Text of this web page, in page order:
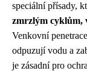
speciální přísady,
zmrzlým cyklům,
Venkovní
odpuzují vodu a
je zásadní pro